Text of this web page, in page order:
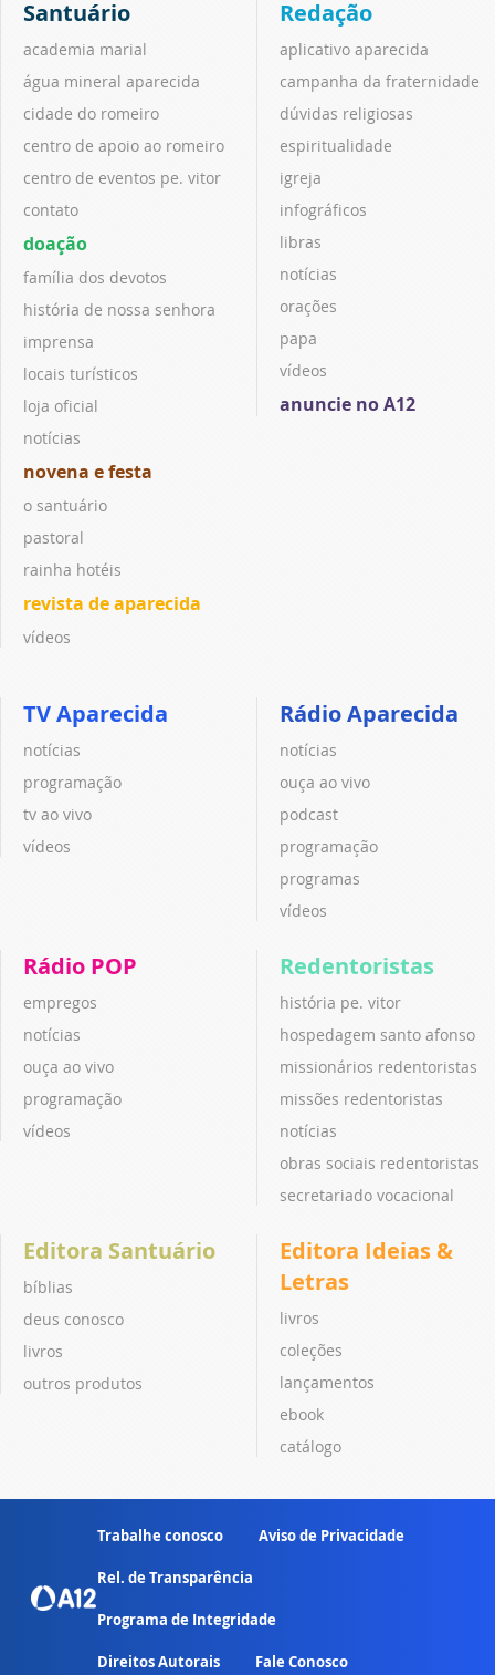
Santuário
academia marial
água mineral aparecida
cidade do romeiro
centro de apoio ao romeiro
centro de eventos pe. vitor
contato
doação
família dos devotos
história de nossa senhora
imprensa
locais turísticos
loja oficial
notícias
novena e festa
o santuário
pastoral
rainha hotéis
revista de aparecida
vídeos
Redação
aplicativo aparecida
campanha da fraternidade
dúvidas religiosas
espiritualidade
igreja
infográficos
libras
notícias
orações
papa
vídeos
anuncie no A12
TV Aparecida
notícias
programação
tv ao vivo
vídeos
Rádio Aparecida
notícias
ouça ao vivo
podcast
programação
programas
vídeos
Rádio POP
empregos
notícias
ouça ao vivo
programação
vídeos
Redentoristas
história pe. vitor
hospedagem santo afonso
missionários redentoristas
missões redentoristas
notícias
obras sociais redentoristas
secretariado vocacional
Editora Santuário
bíblias
deus conosco
livros
outros produtos
Editora Ideias &
Letras
livros
coleções
lançamentos
ebook
catálogo
Trabalhe conosco Aviso de Privacidade
Rel. de Transparência
Programa de Integridade
Direitos Autorais Fale Conosco